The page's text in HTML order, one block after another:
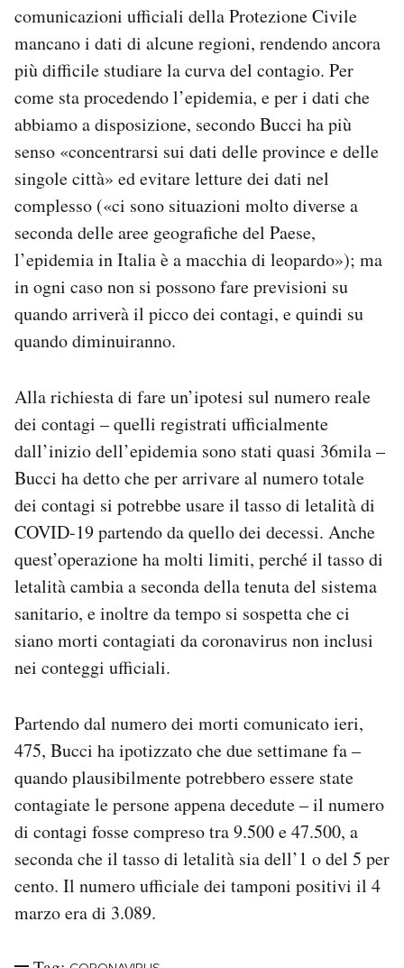
comunicazioni ufficiali della Protezione Civile
mancano i dati di alcune regioni, rendendo ancora
più difficile studiare la curva del contagio. Per
come sta procedendo l’epidemia, e per i dati che
abbiamo a disposizione, secondo Bucci ha più
senso «concentrarsi sui dati delle province e delle
singole città» ed evitare letture dei dati nel
complesso («ci sono situazioni molto diverse a
seconda delle aree geografiche del Paese,
l’epidemia in Italia è a macchia di leopardo»); ma
in ogni caso non si possono fare previsioni su
quando arriverà il picco dei contagi, e quindi su
quando diminuiranno.
Alla richiesta di fare un’ipotesi sul numero reale
dei contagi – quelli registrati ufficialmente
dall’inizio dell’epidemia sono stati quasi 36mila –
Bucci ha detto che per arrivare al numero totale
dei contagi si potrebbe usare il tasso di letalità di
COVID-19 partendo da quello dei decessi. Anche
quest’operazione ha molti limiti, perché il tasso di
letalità cambia a seconda della tenuta del sistema
sanitario, e inoltre da tempo si sospetta che ci
siano morti contagiati da coronavirus non inclusi
nei conteggi ufficiali.
Partendo dal numero dei morti comunicato ieri,
475, Bucci ha ipotizzato che due settimane fa –
quando plausibilmente potrebbero essere state
contagiate le persone appena decedute – il numero
di contagi fosse compreso tra 9.500 e 47.500, a
seconda che il tasso di letalità sia dell’1 o del 5 per
cento. Il numero ufficiale dei tamponi positivi il 4
marzo era di 3.089.